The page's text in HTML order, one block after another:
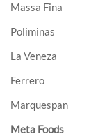
Massa Fina
Poliminas
La Veneza
Ferrero
Marquespan
Meta Foods